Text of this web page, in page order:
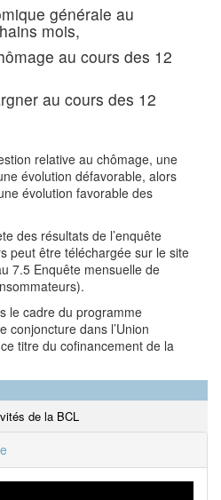
générale au
mois,
au cours des 12
au cours des 12
relative au chômage, une
évolution défavorable, alors
évolution favorable des
des résultats de l’enquête
peut être téléchargée sur le site
7.5 Enquête mensuelle de
le cadre du programme
conjoncture dans l’Union
titre du cofinancement de la
de la BCL